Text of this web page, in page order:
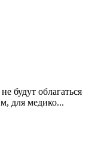
будут облагаться
для медико...